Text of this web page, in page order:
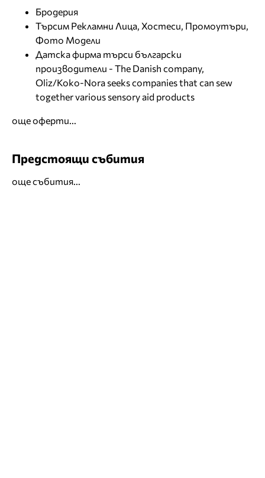
Бродерия
Търсим Рекламни Лица, Хостеси, Промоутъри,
Фото Модели
Датска фирма търси български
производители - The Danish company,
Oliz/Koko-Nora seeks companies that can sew
together various sensory aid products
още оферти...
Предстоящи събития
още събития...